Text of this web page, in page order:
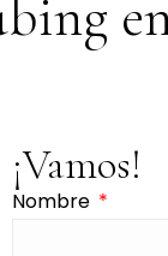
¡Vamos!
Nombre